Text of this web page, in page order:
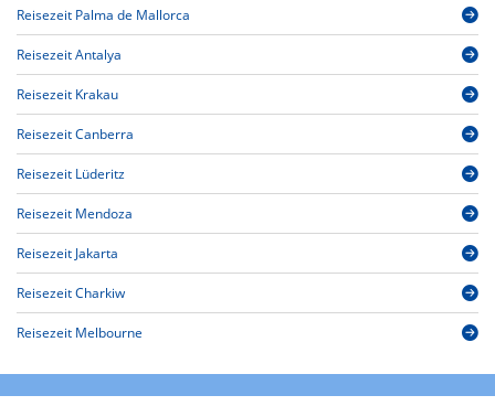
Reisezeit Palma de Mallorca
Reisezeit Antalya
Reisezeit Krakau
Reisezeit Canberra
Reisezeit Lüderitz
Reisezeit Mendoza
Reisezeit Jakarta
Reisezeit Charkiw
Reisezeit Melbourne